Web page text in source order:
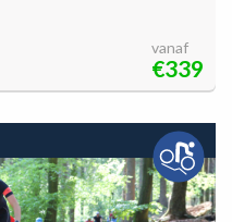
vanaf
€339